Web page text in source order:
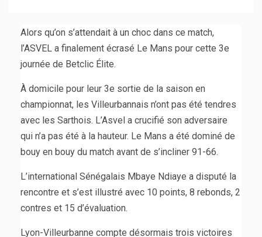
Alors qu’on s’attendait à un choc dans ce match,
l’ASVEL a finalement écrasé Le Mans pour cette 3e
journée de Betclic Élite.
À domicile pour leur 3e sortie de la saison en
championnat, les Villeurbannais n’ont pas été tendres
avec les Sarthois. L’Asvel a crucifié son adversaire
qui n’a pas été à la hauteur. Le Mans a été dominé de
bouy en bouy du match avant de s’incliner 91-66.
L’international Sénégalais Mbaye Ndiaye a disputé la
rencontre et s’est illustré avec 10 points, 8 rebonds, 2
contres et 15 d’évaluation.
Lyon-Villeurbanne compte désormais trois victoires